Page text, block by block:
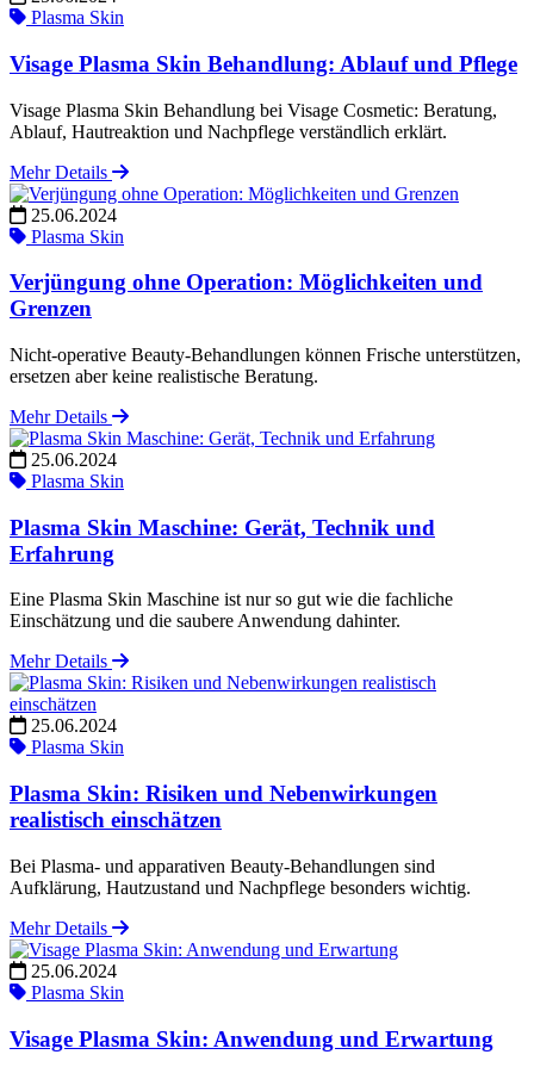
Plasma Skin
Visage Plasma Skin Behandlung: Ablauf und Pflege
Visage Plasma Skin Behandlung bei Visage Cosmetic: Beratung,
Ablauf, Hautreaktion und Nachpflege verständlich erklärt.
Mehr Details
25.06.2024
Plasma Skin
Verjüngung ohne Operation: Möglichkeiten und
Grenzen
Nicht-operative Beauty-Behandlungen können Frische unterstützen,
ersetzen aber keine realistische Beratung.
Mehr Details
25.06.2024
Plasma Skin
Plasma Skin Maschine: Gerät, Technik und
Erfahrung
Eine Plasma Skin Maschine ist nur so gut wie die fachliche
Einschätzung und die saubere Anwendung dahinter.
Mehr Details
25.06.2024
Plasma Skin
Plasma Skin: Risiken und Nebenwirkungen
realistisch einschätzen
Bei Plasma- und apparativen Beauty-Behandlungen sind
Aufklärung, Hautzustand und Nachpflege besonders wichtig.
Mehr Details
25.06.2024
Plasma Skin
Visage Plasma Skin: Anwendung und Erwartung